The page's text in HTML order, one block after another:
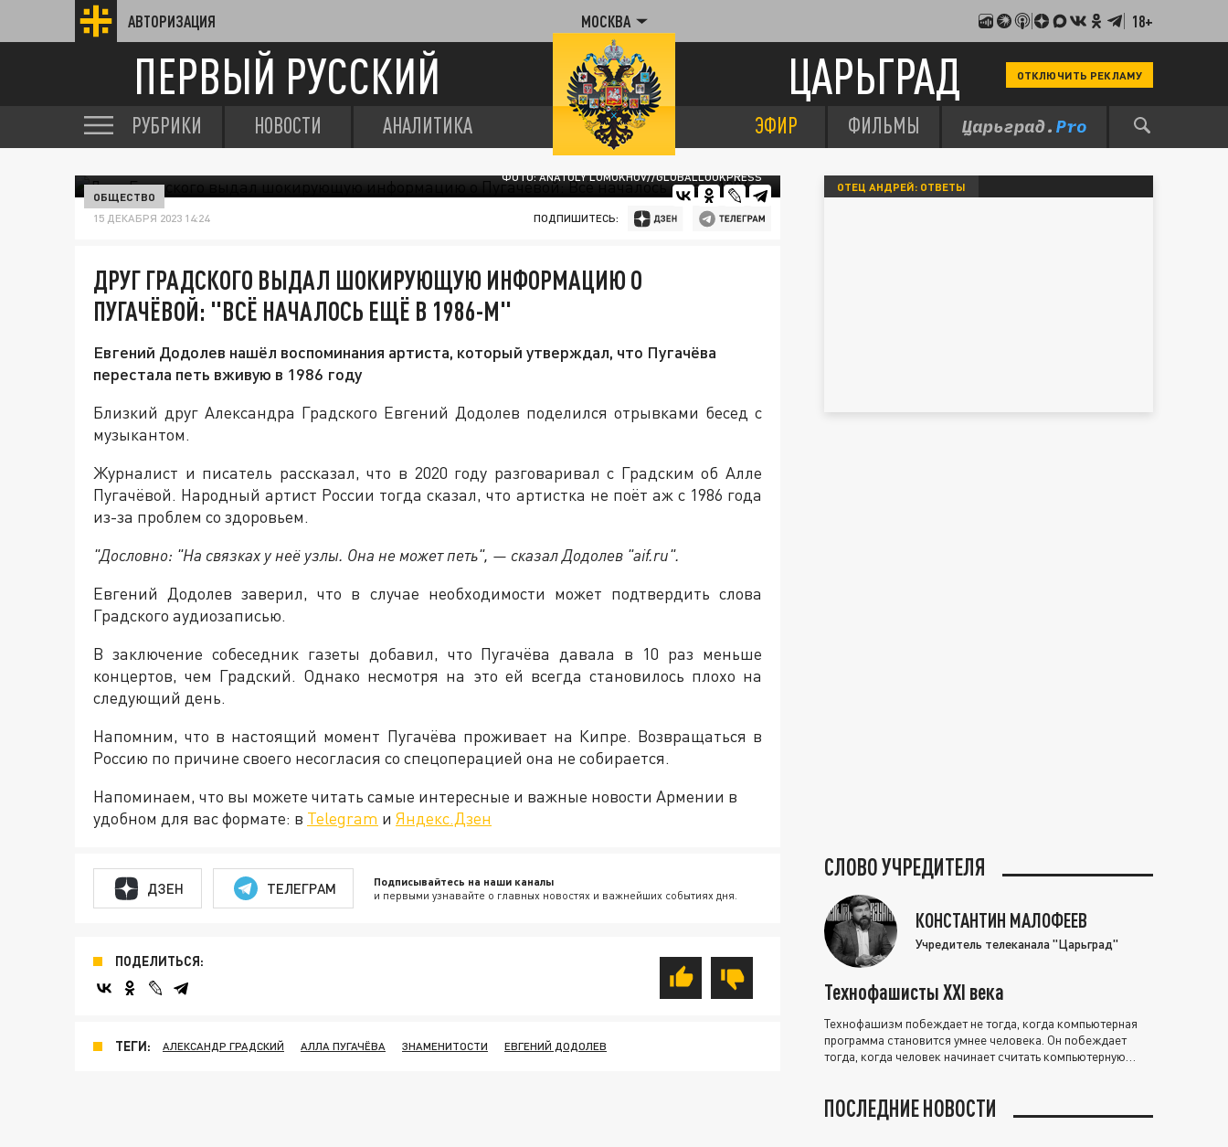
АВТОРИЗАЦИЯ МОСКВА 18+
ПЕРВЫЙ РУССКИЙ ЦАРЬГРАД ОТКЛЮЧИТЬ РЕКЛАМУ
РУБРИКИ НОВОСТИ АНАЛИТИКА ЭФИР ФИЛЬМЫ
ФОТО: ANATOLY LOMOKHOV//GLOBALLOOKPRESS
ОБЩЕСТВО
15 ДЕКАБРЯ 2023 14:24 ПОДПИШИТЕСЬ:
ДРУГ ГРАДСКОГО ВЫДАЛ ШОКИРУЮЩУЮ ИНФОРМАЦИЮ О
ПУГАЧЁВОЙ: "ВСЁ НАЧАЛОСЬ ЕЩЁ В 1986-М"
Евгений Додолев нашёл воспоминания артиста, который утверждал, что Пугачёва
перестала петь вживую в 1986 году
Близкий друг Александра Градского Евгений Додолев поделился отрывками бесед с
музыкантом.
Журналист и писатель рассказал, что в 2020 году разговаривал с Градским об Алле
Пугачёвой. Народный артист России тогда сказал, что артистка не поёт аж с 1986 года
из-за проблем со здоровьем.
"Дословно: "На связках у неё узлы. Она не может петь", — сказал Додолев "aif.ru".
Евгений Додолев заверил, что в случае необходимости может подтвердить слова
Градского аудиозаписью.
В заключение собеседник газеты добавил, что Пугачёва давала в 10 раз меньше
концертов, чем Градский. Однако несмотря на это ей всегда становилось плохо на
следующий день.
Напомним, что в настоящий момент Пугачёва проживает на Кипре. Возвращаться в
Россию по причине своего несогласия со спецоперацией она не собирается.
Напоминаем, что вы можете читать самые интересные и важные новости Армении в
удобном для вас формате: в Telegram и Яндекс.Дзен
ДЗЕН ТЕЛЕГРАМ Подписывайтесь на наши каналы
и первыми узнавайте о главных новостях и важнейших событиях дня.
ПОДЕЛИТЬСЯ:
ТЕГИ: АЛЕКСАНДР ГРАДСКИЙ АЛЛА ПУГАЧЁВА ЗНАМЕНИТОСТИ ЕВГЕНИЙ ДОДОЛЕВ
ОТЕЦ АНДРЕЙ: ОТВЕТЫ
СЛОВО УЧРЕДИТЕЛЯ
КОНСТАНТИН МАЛОФЕЕВ
Учредитель телеканала "Царьград"
Технофашисты XXI века
Технофашизм побеждает не тогда, когда компьютерная
программа становится умнее человека. Он побеждает
тогда, когда человек начинает считать компьютерную
ПОСЛЕДНИЕ НОВОСТИ